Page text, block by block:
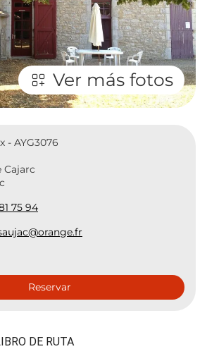
Ver más fotos
- AYG3076
Cajarc
75 94
Reservar
DE RUTA